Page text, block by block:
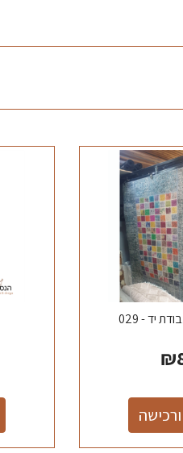
יד - 029
₪